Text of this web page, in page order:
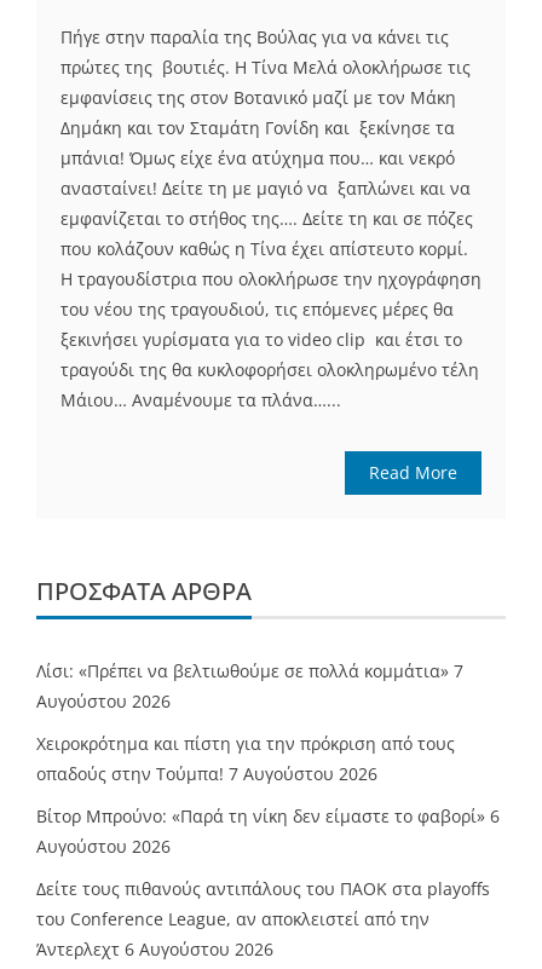
Πήγε στην παραλία της Βούλας για να κάνει τις
πρώτες της βουτιές. Η Τίνα Μελά ολοκλήρωσε τις
εμφανίσεις της στον Βοτανικό μαζί με τον Μάκη
Δημάκη και τον Σταμάτη Γονίδη και ξεκίνησε τα
μπάνια! Όμως είχε ένα ατύχημα που… και νεκρό
ανασταίνει! Δείτε τη με μαγιό να ξαπλώνει και να
εμφανίζεται το στήθος της…. Δείτε τη και σε πόζες
που κολάζουν καθώς η Τίνα έχει απίστευτο κορμί.
Η τραγουδίστρια που ολοκλήρωσε την ηχογράφηση
του νέου της τραγουδιού, τις επόμενες μέρες θα
ξεκινήσει γυρίσματα για το video clip και έτσι το
τραγούδι της θα κυκλοφορήσει ολοκληρωμένο τέλη
Μάιου… Αναμένουμε τα πλάνα…...
Read More
ΠΡΌΣΦΑΤΑ ΆΡΘΡΑ
Λίσι: «Πρέπει να βελτιωθούμε σε πολλά κομμάτια» 7
Αυγούστου 2026
Χειροκρότημα και πίστη για την πρόκριση από τους
οπαδούς στην Τούμπα! 7 Αυγούστου 2026
Βίτορ Μπρούνο: «Παρά τη νίκη δεν είμαστε το φαβορί» 6
Αυγούστου 2026
Δείτε τους πιθανούς αντιπάλους του ΠΑΟΚ στα playoffs
του Conference League, αν αποκλειστεί από την
Άντερλεχτ 6 Αυγούστου 2026